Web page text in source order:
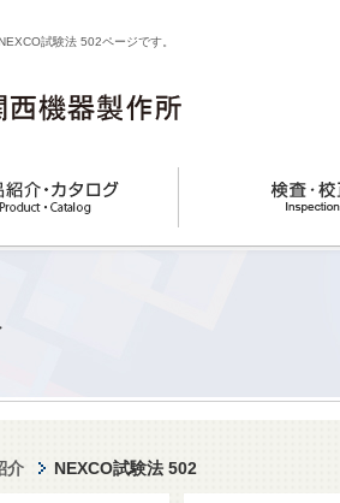
試験法 502ページです。
介 NEXCO試験法 502